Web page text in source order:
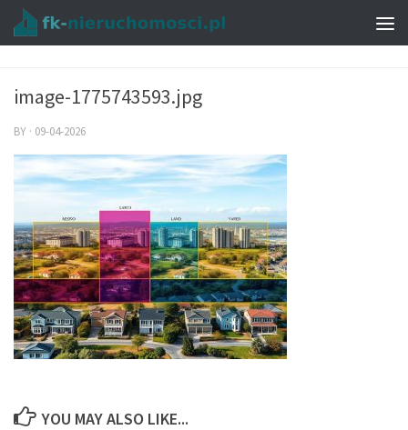
image-1775743593.jpg
BY · 09-04-2026
YOU MAY ALSO LIKE...